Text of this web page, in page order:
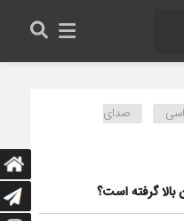
صدای
بالا گرفته است؟